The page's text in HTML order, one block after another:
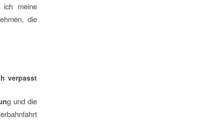
meine
die
verpasst
g und die